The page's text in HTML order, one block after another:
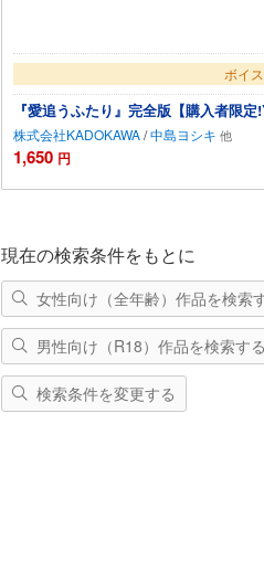
ボイ
『愛追うふたり』完全版【購入者限
株式会社KADOKAWA/中島ヨシキ
1,650 円
現在の検索条件をもとに
女性向け（全年齢）作品を検索
男性向け（R18）作品を検索す
検索条件を変更する